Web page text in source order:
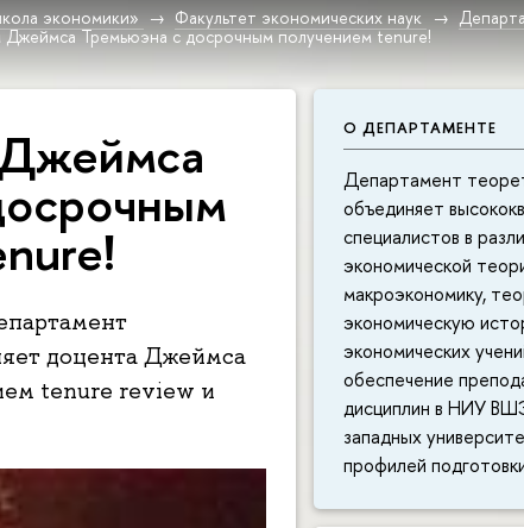
экономики» Факультет экономических наук
Джеймса Тремьюэна с досрочным получением tenure!
О ДЕПАРТАМЕНТЕ
Департамент
объединяет
специалистов в
экономической
макроэкономику,
экономическую
экономических
обеспечение
дисциплин в НИУ
западных
профилей
доцента Джеймса
tenure review и